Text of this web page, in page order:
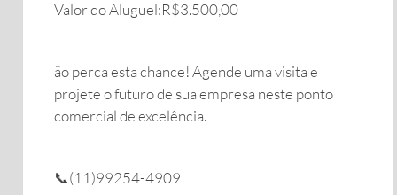
Valor do Aluguel:R$3.500,00
ão perca esta chance! Agende uma visita e
projete o futuro de sua empresa neste ponto
comercial de excelência.
📞(11)99254-4909